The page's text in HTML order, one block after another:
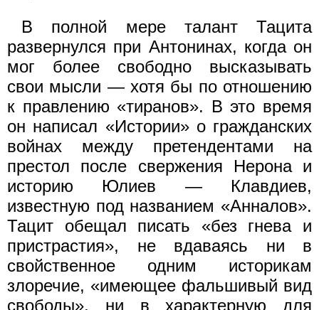
В полной мере талант Тацита
развернулся при Антонинах, когда он
мог более свободно высказывать
свои мысли — хотя бы по отношению
к правлению «тиранов». В это время
он написал «Истории» о гражданских
войнах между претендентами на
престол после свержения Нерона и
историю Юлиев — Клавдиев,
известную под названием «Анналов».
Тацит обещал писать «без гнева и
пристрастия», не вдаваясь ни в
свойственное одним историкам
злоречие, «имеющее фальшивый вид
свободы», ни в характерную для